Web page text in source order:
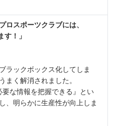
ロスポーツクラブには、
！」
ラックボックス化してしま
まく解消されました。
要な情報を把握できる』とい
、明らかに生産性が向上しま